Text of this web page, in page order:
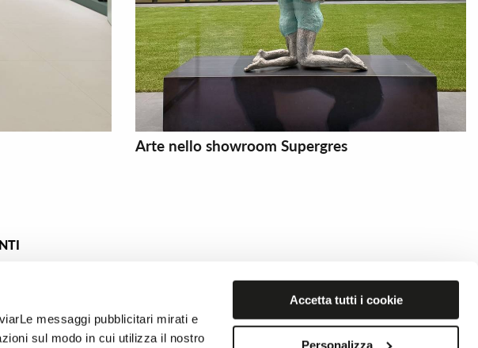
messaggi pubblicitari mirati e
sul modo in cui utilizza il nostro
Accetta tutti i cookie
Personalizza
Arte nello showroom Supergres
Piastrelle da esterno
Pavimenti per spazi commerciali